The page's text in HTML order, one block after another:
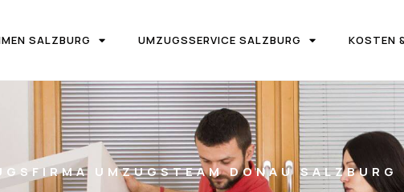
SALZBURG UMZUGSSERVICE SALZBURG KOSTEN
UMZUGSTEAM DONAU SALZBURG